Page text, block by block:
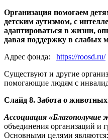
Организация помогаем
детским аутизмом, с
адаптироваться в жизни,
давая поддержку в слабых
Адрес фонда: https://roosd.ru/
Существуют и другие
помогающие людям с
Слайд 8. Забота о животных
Ассоциация «Благополучие
объединения организаций
Основными целями являются: